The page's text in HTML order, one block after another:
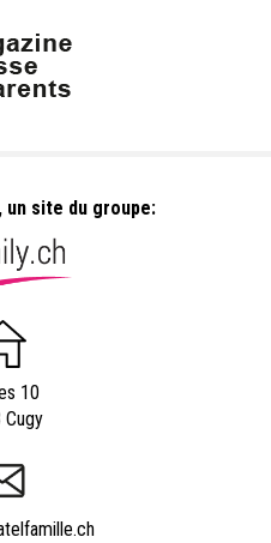
un site du groupe:
10
Cugy